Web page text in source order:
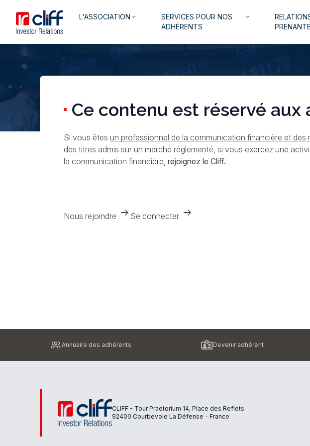
contenu
principal
Aller directement au contenu
Navigation
L'ASSOCIATION keyboard_arrow_down
SERVICES POUR NOS
ADHÉRENTS
keyboard_arrow_down
Ce contenu est réservé aux
Si vous êtes un professionnel de la communication financière et des
des titres admis sur un marché réglementé, si vous exercez une
la communication financière, rejoignez le Cliff.
Nous rejoindre arrow_right_alt Se connecter arrow_right_alt
page
Annuaire des adhérents Devenir adhérent
CLIFF - Tour Praetorium 14, Place des Reflets
92400 Courbevoie La Défense - France